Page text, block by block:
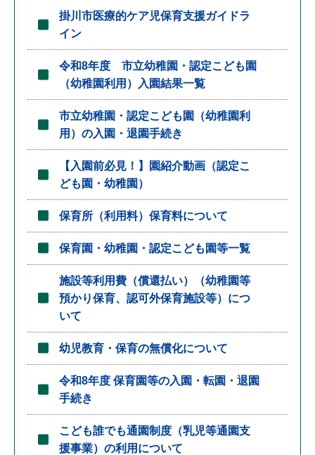
掛川市医療的ケア児保育支援ガイドラ
イン
令和8年度 市立幼稚園・認定こども園
（幼稚園利用）入園結果一覧
市立幼稚園・認定こども園（幼稚園利
用）の入園・退園手続き
【入園前必見！】園紹介動画（認定こ
ども園・幼稚園）
保育所（利用料）保育料について
保育園・幼稚園・認定こども園等一覧
施設等利用費（償還払い）（幼稚園等
預かり保育、認可外保育施設等）につ
いて
幼児教育・保育の無償化について
令和8年度 保育園等の入園・転園・退園
手続き
こども誰でも通園制度（乳児等通園支
援事業）の利用について